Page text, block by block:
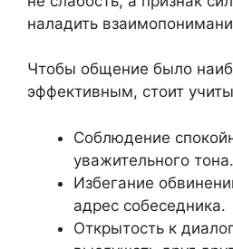
наладить
Чтобы общение было
эффективным, стоит
Соблюдение
уважительного тона.
Избегание
адрес собеседника.
Открытость к